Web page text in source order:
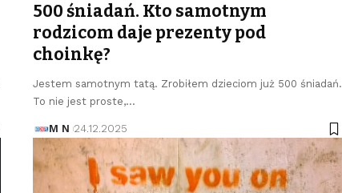
500 śniadań. Kto samotnym
rodzicom daje prezenty pod
choinkę?
Jestem samotnym tatą. Zrobiłem dzieciom już 500 śniadań.
To nie jest proste,…
M N 24.12.2025